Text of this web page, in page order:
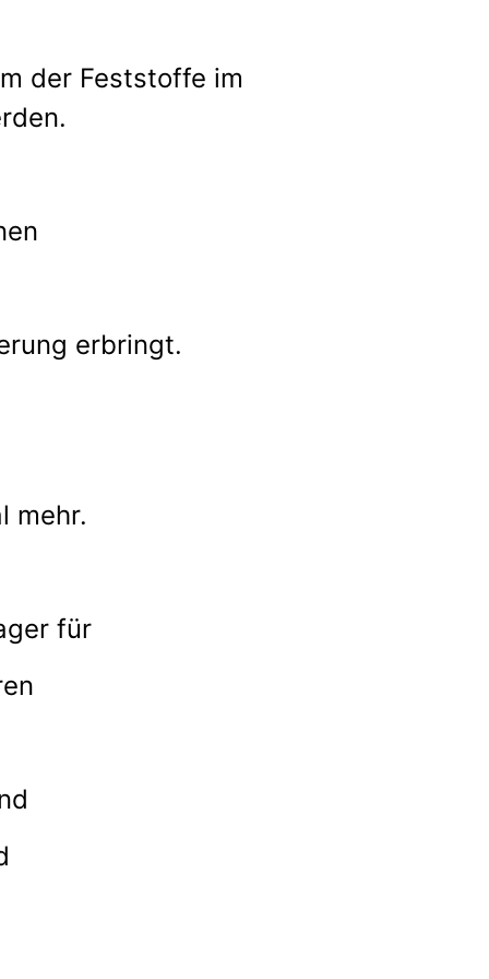
der Feststoffe im
erbringt.
mehr.
für